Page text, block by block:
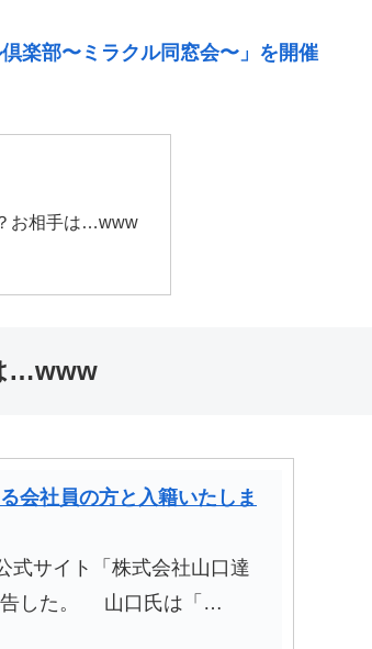
楽部〜ミラクル同窓会〜」を開催
お相手は…www
…www
会社員の方と入籍いたしま
サイト「株式会社山口達
告した。 山口氏は「…